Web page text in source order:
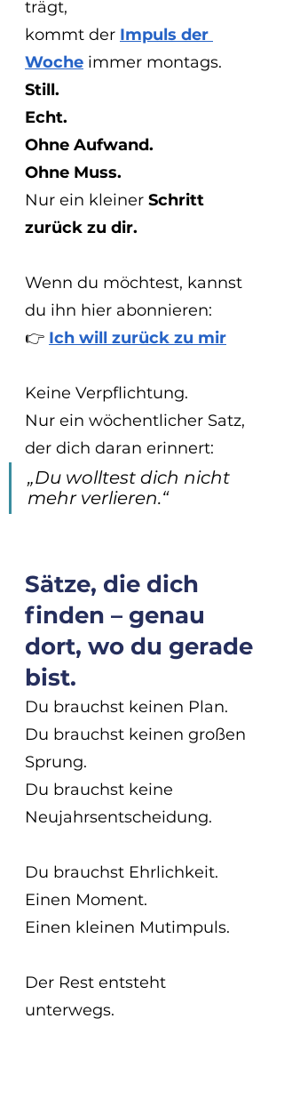
trägt,
kommt der Impuls der
Woche immer montags.
Still.
Echt.
Ohne Aufwand.
Ohne Muss.
Nur ein kleiner Schritt
zurück zu dir.
Wenn du möchtest, kannst
du ihn hier abonnieren:
👉 Ich will zurück zu mir
Keine Verpflichtung.
Nur ein wöchentlicher Satz,
der dich daran erinnert:
„Du wolltest dich nicht
mehr verlieren.“
Sätze, die dich
finden – genau
dort, wo du gerade
bist.
Du brauchst keinen Plan.
Du brauchst keinen großen
Sprung.
Du brauchst keine
Neujahrsentscheidung.
Du brauchst Ehrlichkeit.
Einen Moment.
Einen kleinen Mutimpuls.
Der Rest entsteht
unterwegs.